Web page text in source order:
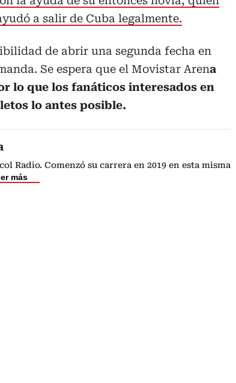
a salir de Cuba legalmente.
de abrir una segunda fecha en
Se espera que el Movistar Arena
lo que los fanáticos interesados en
lo antes posible.
Radio. Comenzó su carrera en 2019 en esta misma
más